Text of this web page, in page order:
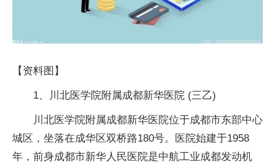
【资料图】
1、川北医学院附属成都新华医院 (三乙)
川北医学院附属成都新华医院位于成都市东部中心
城区，坐落在成华区双桥路180号。医院始建于1958
年，前身成都市新华人民医院是中航工业成都发动机